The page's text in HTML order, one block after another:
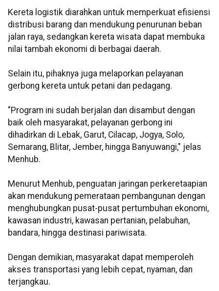
Kereta logistik diarahkan untuk memperkuat efisiensi
distribusi barang dan mendukung penurunan beban
jalan raya, sedangkan kereta wisata dapat membuka
nilai tambah ekonomi di berbagai daerah.
Selain itu, pihaknya juga melaporkan pelayanan
gerbong kereta untuk petani dan pedagang.
"Program ini sudah berjalan dan disambut dengan
baik oleh masyarakat, pelayanan gerbong ini
dihadirkan di Lebak, Garut, Cilacap, Jogya, Solo,
Semarang, Blitar, Jember, hingga Banyuwangi," jelas
Menhub.
Menurut Menhub, penguatan jaringan perkeretaapian
akan mendukung pemerataan pembangunan dengan
menghubungkan pusat-pusat pertumbuhan ekonomi,
kawasan industri, kawasan pertanian, pelabuhan,
bandara, hingga destinasi pariwisata.
Dengan demikian, masyarakat dapat memperoleh
akses transportasi yang lebih cepat, nyaman, dan
terjangkau.